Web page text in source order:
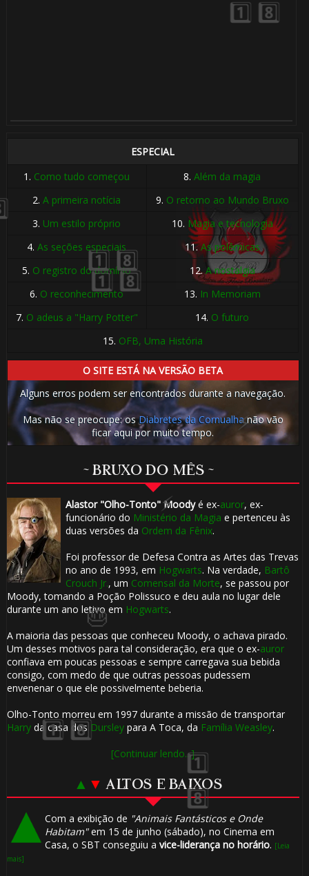
ESPECIAL
1. Como tudo começou 8.Além da magia
2.A primeira notícia 9. O retorno ao Mundo Bruxo
3. Um estilo próprio 10. Magia e tecnologia
4.As seções especiais 11.As polêmicas
5. O registro do domínio 12.A nostalgia
6. O reconhecimento 13. In Memoriam
7. O adeus a "Harry Potter" 14. O futuro
15. OFB, Uma História
O SITE ESTÁ NA VERSÃO BETA
Alguns erros podem ser encontrados durante a navegação.
Mas não se preocupe: osDiabretes da Cornualhanão vão
ficar aqui por muito tempo.
~ BRUXO DO MÊS ~
Alastor "Olho-Tonto" Moodyé ex-auror, ex-
funcionário do Ministério da Magia e pertenceu às
duas versões da Ordem da Fênix.
Foi professor de Defesa Contra as Artes das Trevas
no ano de 1993, em Hogwarts. Na verdade, Bartô
Crouch Jr., um Comensal da Morte, se passou por
Moody, tomando a Poção Polissuco e deu aula no lugar dele
durante um ano letivo em Hogwarts.
A maioria das pessoas que conheceu Moody, o achava pirado.
Um desses motivos para tal consideração, era que o ex-auror
confiava em poucas pessoas e sempre carregava sua bebida
consigo, com medo de que outras pessoas pudessem
envenenar o que ele possivelmente beberia.
Olho-Tonto morreu em 1997 durante a missão de transportar
Harryda casa dos Dursleypara A Toca, da Família Weasley.
[Continuar lendo...]
▲ ▼ ALTOS E BAIXOS
Com a exibição de "Animais Fantásticos e Onde
Habitam"em 15 de junho (sábado), no Cinema em
Casa, o SBT conseguiu a vice-liderança no horário. [Leia
mais]
⚡
⚡
🎈
1️⃣ 8️⃣